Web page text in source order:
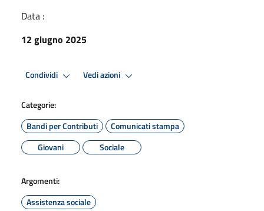
Data :
12 giugno 2025
Condividi Vedi azioni
Categorie:
Bandi per Contributi
Comunicati stampa
Giovani
Sociale
Argomenti:
Assistenza sociale